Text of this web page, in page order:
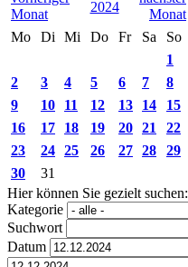
2024
Mo
Di Mi Do Fr Sa
So
1
2
3 4 5 6 7
8
9
10 11 12 13 14
15
16
17 18 19 20 21
22
23
24 25 26 27 28
29
30
31
Hier können Sie gezielt suchen:
Kategorie
Suchwort
Datum